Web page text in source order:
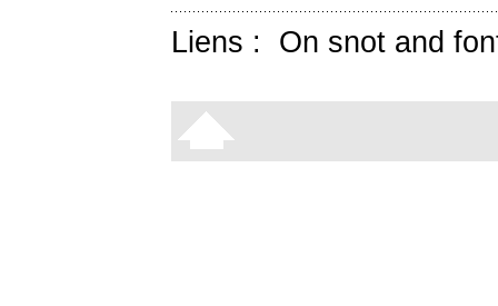
Liens : On snot and